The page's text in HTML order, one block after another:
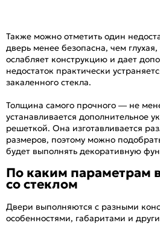
Также можно отметить один
дверь менее безопасна, чем
ослабляет конструкцию и дает
недостаток практически
закаленного стекла.
Толщина самого прочного — не
устанавливается дополнительное
решеткой. Она изготавливается
размеров, поэтому можно
будет выполнять декоративную
По каким параметрам
со стеклом
Двери выполняются с разными
особенностями, габаритами и